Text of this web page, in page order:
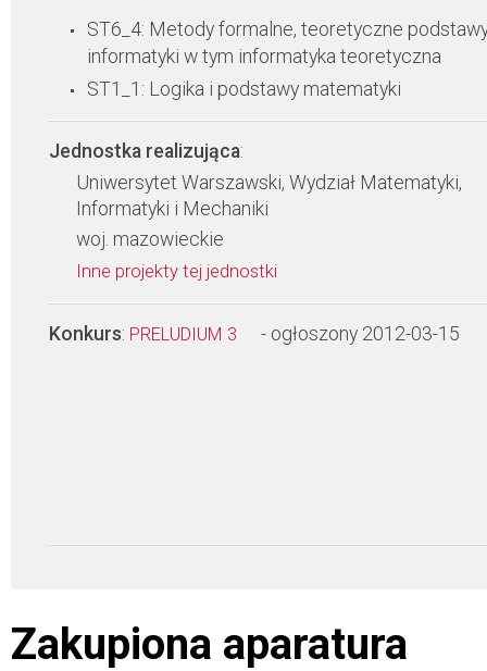
ST6_4: Metody formalne, teoretyczne
informatyki w tym informatyka teoretyczna
ST1_1: Logika i podstawy matematyki
Jednostka realizująca:
Uniwersytet Warszawski, Wydział Matematyki,
Informatyki i Mechaniki
woj. mazowieckie
Inne projekty tej jednostki
Konkurs: PRELUDIUM 3 - ogłoszony 2012-03-15
Zakupiona aparatura